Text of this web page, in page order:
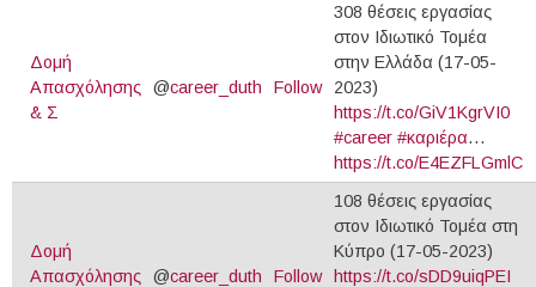
Δομή
Απασχόλησης
& Σ
@career_duth Follow
308 θέσεις εργασίας
στον Ιδιωτικό Τομέα
στην Ελλάδα (17-05-
2023)
https://t.co/GiV1KgrVI0
#career #καριέρα…
https://t.co/E4EZFLGmlC
Δομή
Απασχόλησης
@career_duth Follow
108 θέσεις εργασίας
στον Ιδιωτικό Τομέα στη
Κύπρο (17-05-2023)
https://t.co/sDD9uiqPEI